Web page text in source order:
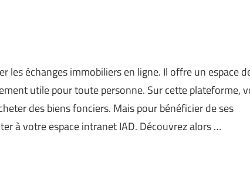
les échanges immobiliers en ligne. Il offre un espace
utile pour toute personne. Sur cette plateforme,
des biens fonciers. Mais pour bénéficier de ses
à votre espace intranet IAD. Découvrez alors …